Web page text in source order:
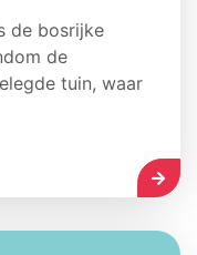
de bosrijke
de
tuin, waar